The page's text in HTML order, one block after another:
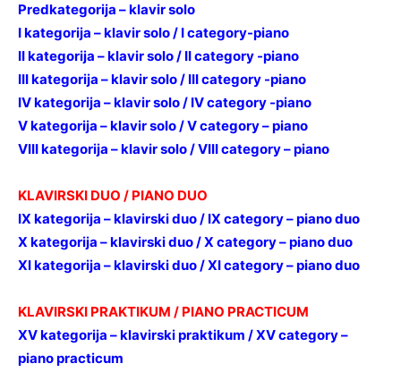
Predkategorija – klavir solo
I kategorija – klavir solo / I category-piano
II kategorija – klavir solo / II category -piano
III kategorija – klavir solo / III category -piano
IV kategorija – klavir solo / IV category -piano
V kategorija – klavir solo / V category – piano
VIII kategorija – klavir solo / VIII category – piano
KLAVIRSKI DUO / PIANO DUO
IX kategorija – klavirski duo / IX category – piano duo
X kategorija – klavirski duo / X category – piano duo
XI kategorija – klavirski duo / XI category – piano duo
KLAVIRSKI PRAKTIKUM / PIANO PRACTICUM
XV kategorija – klavirski praktikum / XV category –
piano practicum